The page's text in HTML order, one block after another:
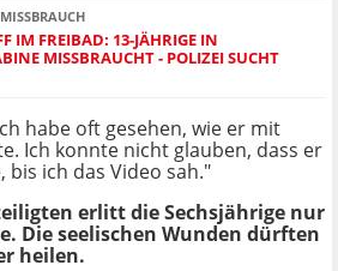
IM FREIBAD: 13-JÄHRIGE IN
MISSBRAUCHT - POLIZEI SUCHT
habe oft gesehen, wie er mit
Ich konnte nicht glauben, dass er
bis ich das Video sah."
erlitt die Sechsjährige nur
Die seelischen Wunden dürften
heilen.